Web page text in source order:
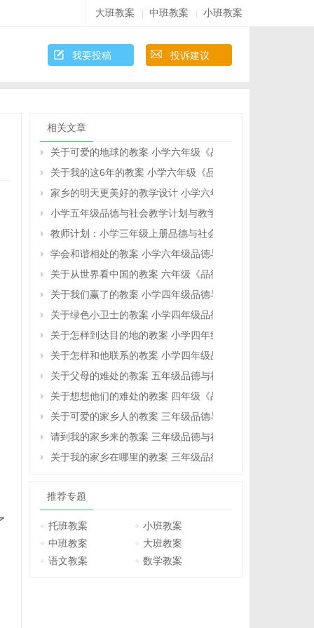
大班教案 中班教案 小班教案
我要投稿 投诉建议
相关文章
关于可爱的地球的教案 小学六年级《品德与社会》教学设计
关于我的这6年的教案 小学六年级《品德与社会》教学设计
家乡的明天更美好的教学设计 小学六年级品德与社会下册教
小学五年级品德与社会教学计划与教学进度
教师计划：小学三年级上册品德与社会教学计划
学会和谐相处的教案 小学六年级品德与生活教学设计
关于从世界看中国的教案 六年级《品德与社会》教学设计
关于我们赢了的教案 小学四年级品德与社会教学设计
关于绿色小卫士的教案 小学四年级品德与社会教学设计
关于怎样到达目的地的教案 小学四年级品德与社会教学设计
关于怎样和他联系的教案 小学四年级品德与社会教学设计
关于父母的难处的教案 五年级品德与社会教学设计
关于想想他们的难处的教案 四年级《品德与社会》教学设计
关于可爱的家乡人的教案 三年级品德与社会教学设计
请到我的家乡来的教案 三年级品德与社会教学设计
关于我的家乡在哪里的教案 三年级品德与社会教学设计
推荐专题
托班教案
小班教案
中班教案
大班教案
语文教案
数学教案